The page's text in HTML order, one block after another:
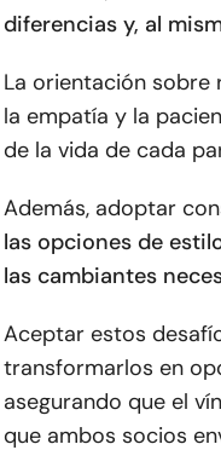
diferencias y, al
La orientación sobre
la empatía y la
de la vida de cada
Además, adoptar
las opciones de
las cambiantes
Aceptar estos
transformarlos en
asegurando que el
que ambos socios